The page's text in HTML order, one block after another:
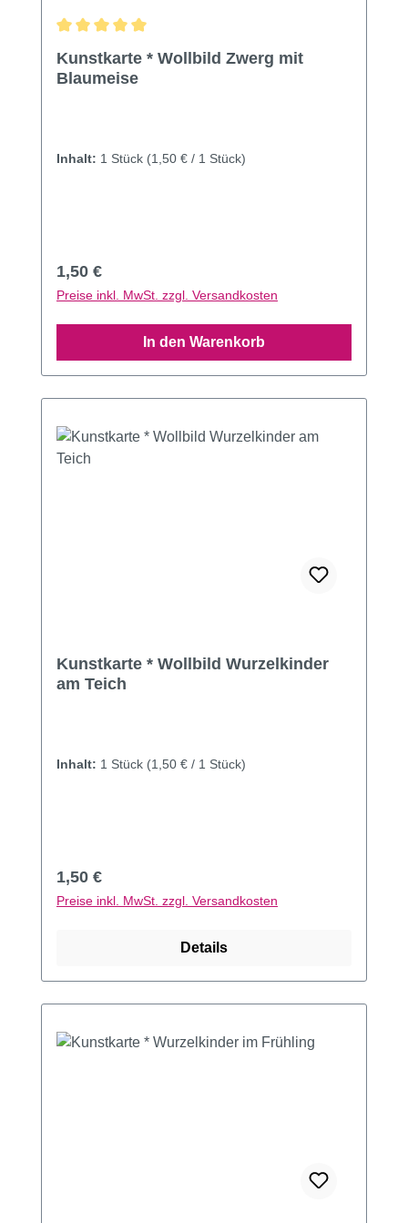
Kunstkarte * Wollbild Zwerg mit
Blaumeise
Inhalt: 1 Stück (1,50 € / 1 Stück)
Regulärer Preis:
1,50 €
Preise inkl. MwSt. zzgl. Versandkosten
In den Warenkorb
Kunstkarte * Wollbild Wurzelkinder
am Teich
Inhalt: 1 Stück (1,50 € / 1 Stück)
Regulärer Preis:
1,50 €
Preise inkl. MwSt. zzgl. Versandkosten
Details